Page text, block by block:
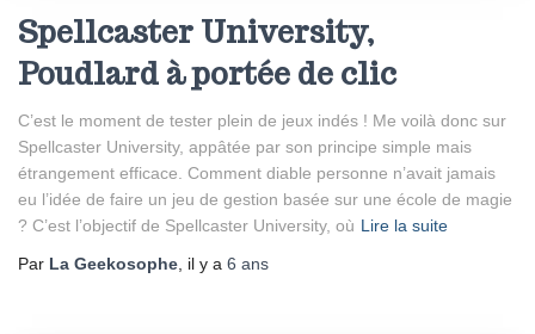
Spellcaster University,
Poudlard à portée de clic
C’est le moment de tester plein de jeux indés ! Me voilà donc sur
Spellcaster University, appâtée par son principe simple mais
étrangement efficace. Comment diable personne n’avait jamais
eu l’idée de faire un jeu de gestion basée sur une école de magie
? C’est l’objectif de Spellcaster University, où Lire la suite
Par La Geekosophe, il y a 6 ans